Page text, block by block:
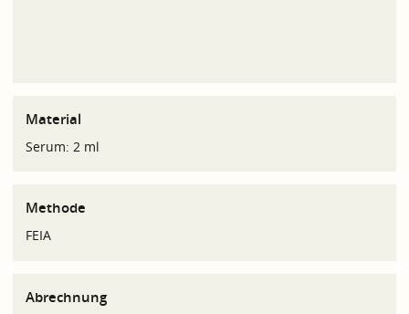
Material
Serum: 2 ml
Methode
FEIA
Abrechnung